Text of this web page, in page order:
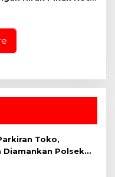
dan Green
Jelang HUT KE-
Toko,
Diamankan Polsek